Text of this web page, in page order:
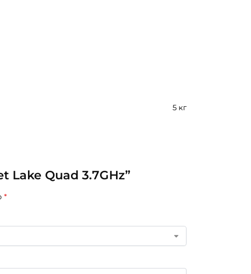
5 кг
Lake Quad 3.7GHz”
*